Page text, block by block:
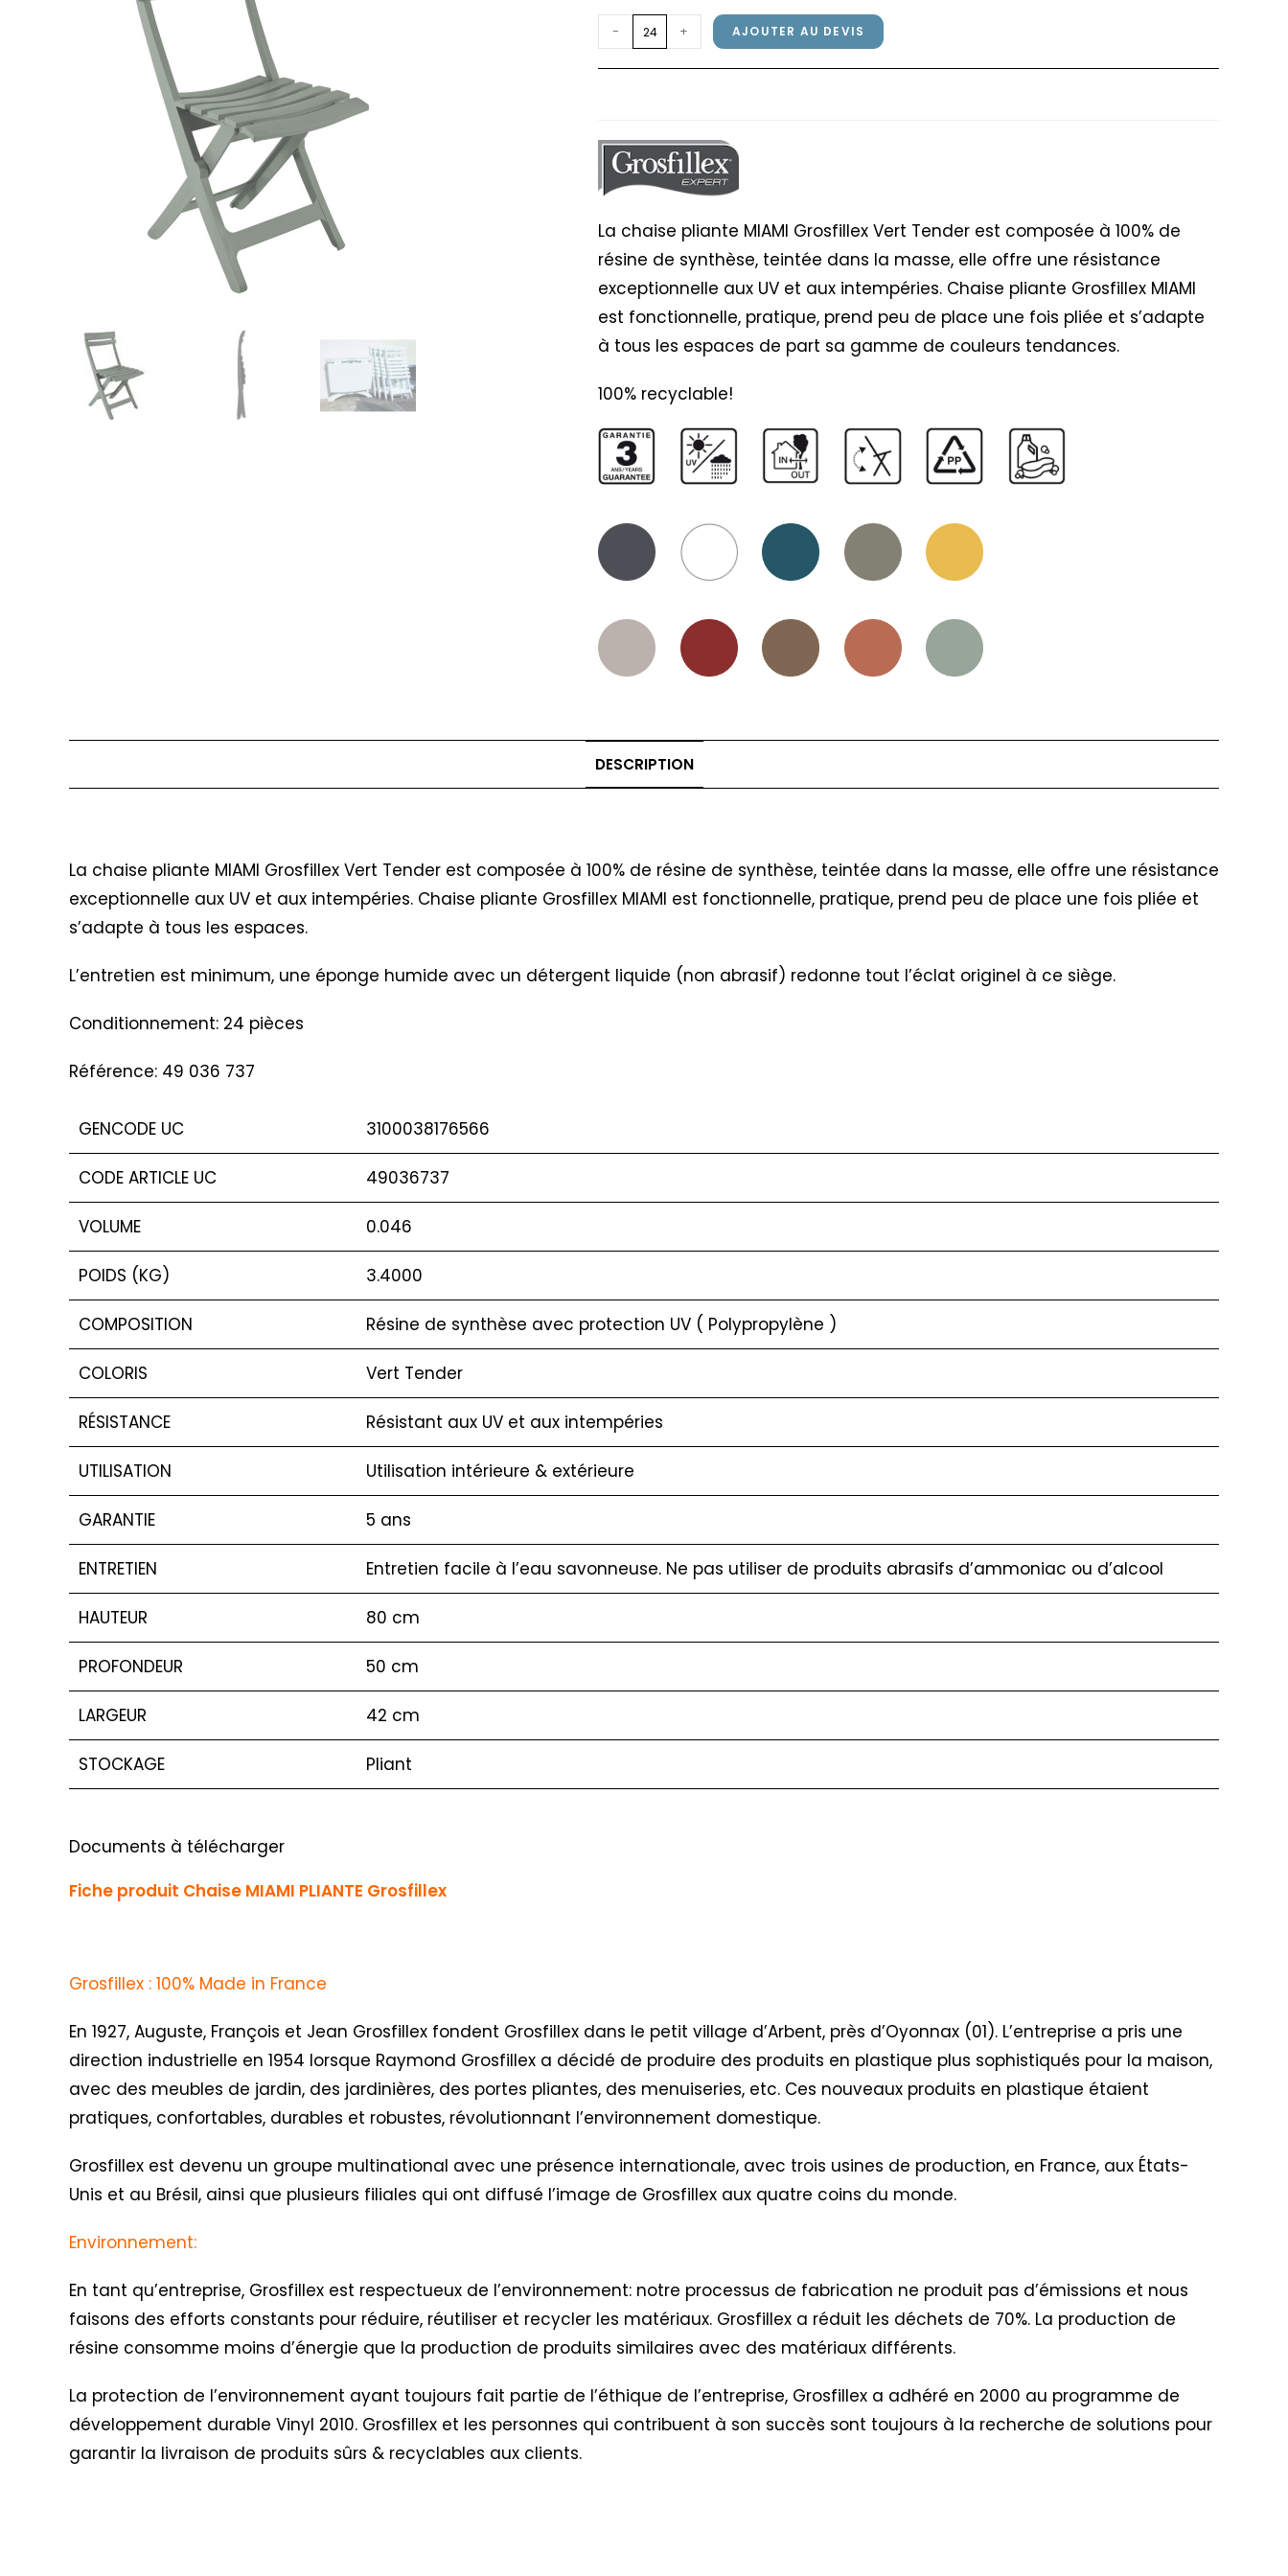
quantité
de
Chaise
Grosfillex
Vert
Tender
- + AJOUTER AU DEVIS
La chaise pliante MIAMI Grosfillex Vert Tender est composée à 100% de
résine de synthèse, teintée dans la masse, elle offre une résistance
exceptionnelle aux UV et aux intempéries. Chaise pliante Grosfillex MIAMI
est fonctionnelle, pratique, prend peu de place une fois pliée et s’adapte
à tous les espaces de part sa gamme de couleurs tendances.
100% recyclable!
DESCRIPTION
La chaise pliante MIAMI Grosfillex Vert Tender est composée à 100% de résine de synthèse, teintée dans la masse, elle offre une résistance
exceptionnelle aux UV et aux intempéries. Chaise pliante Grosfillex MIAMI est fonctionnelle, pratique, prend peu de place une fois pliée et
s’adapte à tous les espaces.
L’entretien est minimum, une éponge humide avec un détergent liquide (non abrasif) redonne tout l’éclat originel à ce siège.
Conditionnement: 24 pièces
Référence: 49 036 737
GENCODE UC 3100038176566
CODE ARTICLE UC 49036737
VOLUME 0.046
POIDS (KG) 3.4000
COMPOSITION Résine de synthèse avec protection UV ( Polypropylène )
COLORIS Vert Tender
RÉSISTANCE Résistant aux UV et aux intempéries
UTILISATION Utilisation intérieure & extérieure
GARANTIE 5 ans
ENTRETIEN Entretien facile à l’eau savonneuse. Ne pas utiliser de produits abrasifs d’ammoniac ou d’alcool
HAUTEUR 80 cm
PROFONDEUR 50 cm
LARGEUR 42 cm
STOCKAGE Pliant
Documents à télécharger
Fiche produit Chaise MIAMI PLIANTE Grosfillex
Grosfillex : 100% Made in France
En 1927, Auguste, François et Jean Grosfillex fondent Grosfillex dans le petit village d’Arbent, près d’Oyonnax (01). L’entreprise a pris une
direction industrielle en 1954 lorsque Raymond Grosfillex a décidé de produire des produits en plastique plus sophistiqués pour la maison,
avec des meubles de jardin, des jardinières, des portes pliantes, des menuiseries, etc. Ces nouveaux produits en plastique étaient
pratiques, confortables, durables et robustes, révolutionnant l’environnement domestique.
Grosfillex est devenu un groupe multinational avec une présence internationale, avec trois usines de production, en France, aux États-
Unis et au Brésil, ainsi que plusieurs filiales qui ont diffusé l’image de Grosfillex aux quatre coins du monde.
Environnement:
En tant qu’entreprise, Grosfillex est respectueux de l’environnement: notre processus de fabrication ne produit pas d’émissions et nous
faisons des efforts constants pour réduire, réutiliser et recycler les matériaux. Grosfillex a réduit les déchets de 70%. La production de
résine consomme moins d’énergie que la production de produits similaires avec des matériaux différents.
La protection de l’environnement ayant toujours fait partie de l’éthique de l’entreprise, Grosfillex a adhéré en 2000 au programme de
développement durable Vinyl 2010. Grosfillex et les personnes qui contribuent à son succès sont toujours à la recherche de solutions pour
garantir la livraison de produits sûrs & recyclables aux clients.